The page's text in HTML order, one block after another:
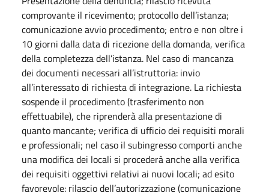
comprovante il ricevimento; protocollo dell’istanza;
comunicazione avvio procedimento; entro e non oltre i
10 giorni dalla data di ricezione della domanda, verifica
della completezza dell’istanza. Nel caso di mancanza
dei documenti necessari all’istruttoria: invio
all’interessato di richiesta di integrazione. La richiesta
sospende il procedimento (trasferimento non
effettuabile), che riprenderà alla presentazione di
quanto mancante; verifica di ufficio dei requisiti morali
e professionali; nel caso il subingresso comporti anche
una modifica dei locali si procederà anche alla verifica
dei requisiti oggettivi relativi ai nuovi locali; ad esito
favorevole: rilascio dell’autorizzazione (comunicazione